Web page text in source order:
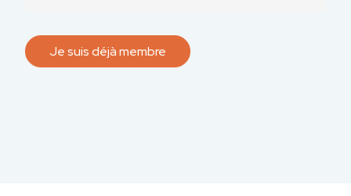
Je suis déjà membre